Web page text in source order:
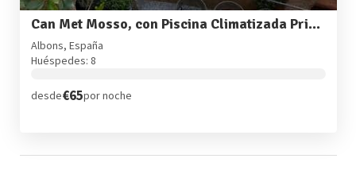
Can Met Mosso, con Piscina Climatizada Privada
Albons, España
Huéspedes: 8
desde€65por noche